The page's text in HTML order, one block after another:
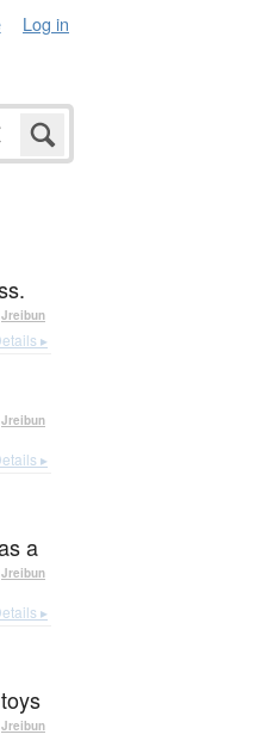
Log in
Jreibun
▸
Jreibun
▸
a
Jreibun
▸
Jreibun